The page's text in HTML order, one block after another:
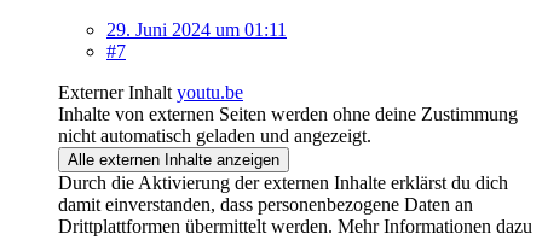
29. Juni 2024 um 01:11
#7
Externer Inhalt youtu.be
Inhalte von externen Seiten werden ohne deine Zustimmung
nicht automatisch geladen und angezeigt.
Alle externen Inhalte anzeigen
Durch die Aktivierung der externen Inhalte erklärst du dich
damit einverstanden, dass personenbezogene Daten an
Drittplattformen übermittelt werden. Mehr Informationen dazu